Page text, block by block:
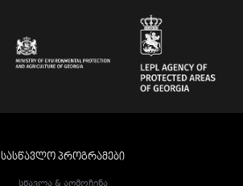
ᲡᲐᲡᲬᲐᲕᲚᲝ ᲞᲠᲝᲒᲠᲐᲛᲔᲑᲘ